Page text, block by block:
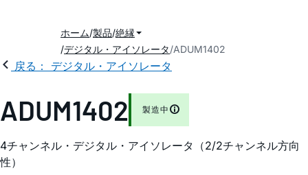
ホーム 製品 絶縁
デジタル・アイソレータ ADUM1402
戻る： デジタル・アイソレータ
ADUM1402 製造中
4チャンネル・デジタル・アイソレータ（2/2チャンネル方向
性）